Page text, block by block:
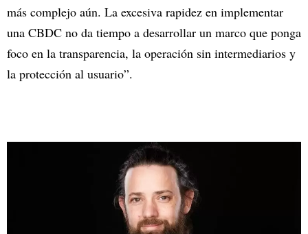
más complejo aún. La excesiva rapidez en implementar
una CBDC no da tiempo a desarrollar un marco que ponga
foco en la transparencia, la operación sin intermediarios y
la protección al usuario”.